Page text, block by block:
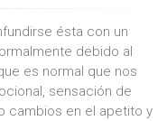
ésta con un
debido al
es normal que nos
sensación de
cambios en el apetito y